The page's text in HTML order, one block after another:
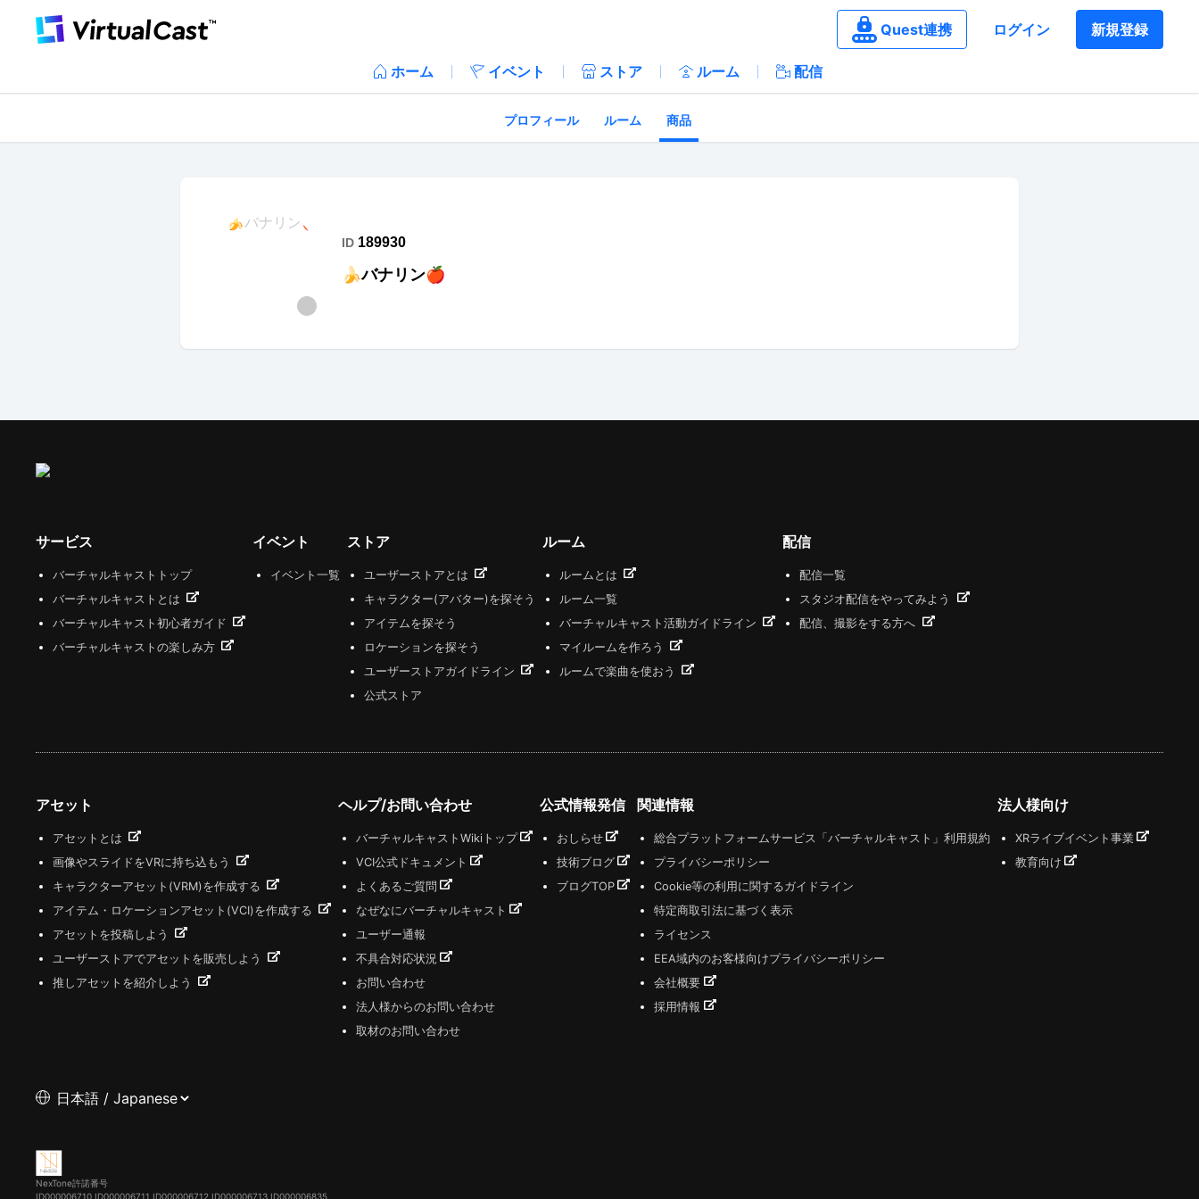
Quest連携 ログイン 新規登録
ホーム イベント ストア ルーム 配信
プロフィール ルーム 商品
ID 189930
🍌バナリン🍎
サービス
バーチャルキャストトップ
バーチャルキャストとは
バーチャルキャスト初心者ガイド
バーチャルキャストの楽しみ方
イベント
イベント一覧
ストア
ユーザーストアとは
キャラクター(アバター)を探そう
アイテムを探そう
ロケーションを探そう
ユーザーストアガイドライン
公式ストア
ルーム
ルームとは
ルーム一覧
バーチャルキャスト活動ガイドライン
マイルームを作ろう
ルームで楽曲を使おう
配信
配信一覧
スタジオ配信をやってみよう
配信、撮影をする方へ
アセット
アセットとは
画像やスライドをVRに持ち込もう
キャラクターアセット(VRM)を作成する
アイテム・ロケーションアセット(VCI)を作成する
アセットを投稿しよう
ユーザーストアでアセットを販売しよう
推しアセットを紹介しよう
ヘルプ/お問い合わせ
バーチャルキャストWikiトップ
VCI公式ドキュメント
よくあるご質問
なぜなにバーチャルキャスト
ユーザー通報
不具合対応状況
お問い合わせ
法人様からのお問い合わせ
取材のお問い合わせ
公式情報発信
おしらせ
技術ブログ
ブログTOP
関連情報
総合プラットフォームサービス「バーチャルキャスト」利用規約
プライバシーポリシー
Cookie等の利用に関するガイドライン
特定商取引法に基づく表示
ライセンス
EEA域内のお客様向けプライバシーポリシー
会社概要
採用情報
法人様向け
XRライブイベント事業
教育向け
NexTone許諾番号
ID000006710 ID000006711 ID000006712 ID000006713 ID000006835